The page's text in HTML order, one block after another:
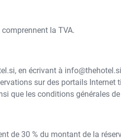
la TVA.
en écrivant à
sur des portails
que les conditions générales de
de 30 % du montant de la